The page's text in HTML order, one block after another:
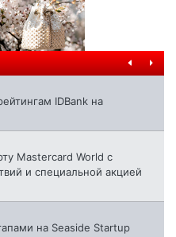
IDBank на
Mastercard World с
и специальной акцией
на Seaside Startup